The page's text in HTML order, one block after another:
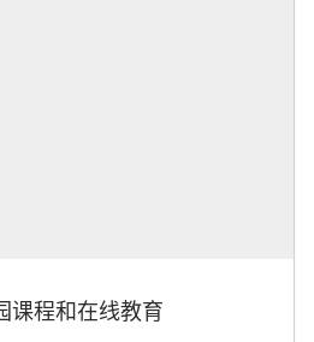
课程和在线教育